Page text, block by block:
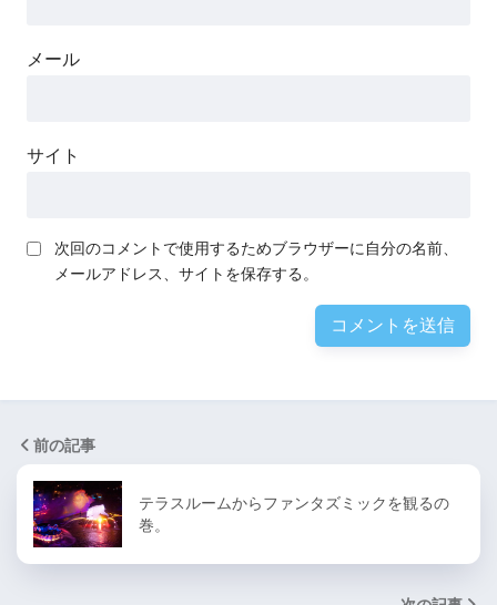
メール
サイト
次回のコメントで使用するためブラウザーに自分の名前、
メールアドレス、サイトを保存する。
前の記事
テラスルームからファンタズミックを観るの
巻。